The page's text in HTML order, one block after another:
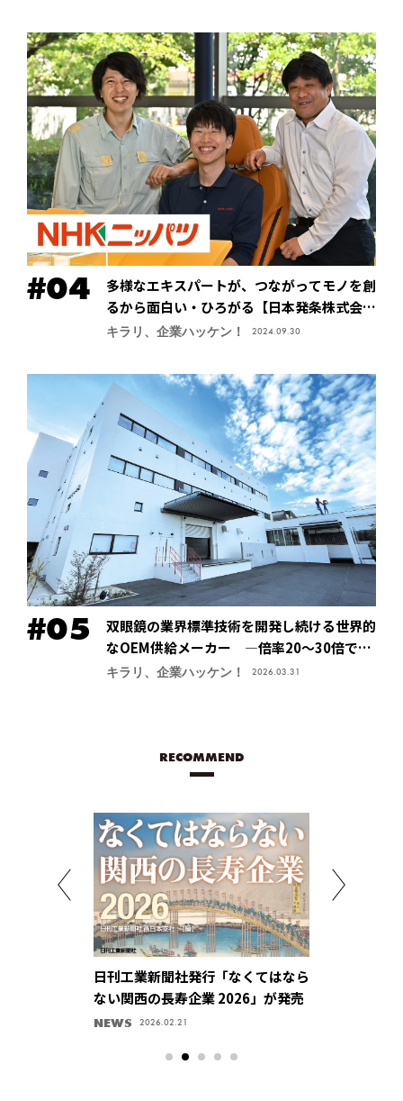
多様なエキスパートが、つながってモノを創
るから面白い・ひろがる【日本発条株式会社
（ニッパツ）】
キラリ、企業ハッケン！ 2024.09.30
双眼鏡の業界標準技術を開発し続ける世界的
なOEM供給メーカー ―倍率20～30倍でも
像が安定する手振れ防止技術で特許取得、今
キラリ、企業ハッケン！ 2026.03.31
RECOMMEND
日刊工業新聞社発行「なくてはなら
ない関西の長寿企業 2026」が発売
NEWS 2026.02.21